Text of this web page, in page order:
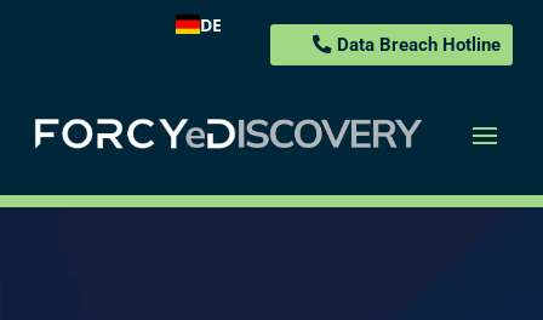
DE
Data Breach Hotline